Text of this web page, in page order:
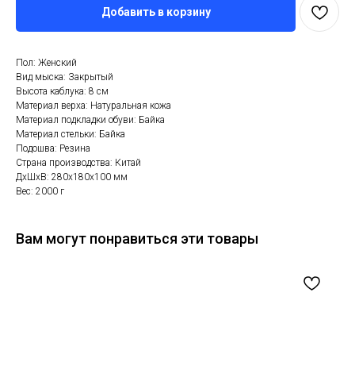
Добавить в корзину
Пол: Женский
Вид мыска: Закрытый
Высота каблука: 8 см
Материал верха: Натуральная кожа
Материал подкладки обуви: Байка
Материал стельки: Байка
Подошва: Резина
Страна производства: Китай
ДxШxВ: 280x180x100 мм
Вес: 2000 г
Вам могут понравиться эти товары